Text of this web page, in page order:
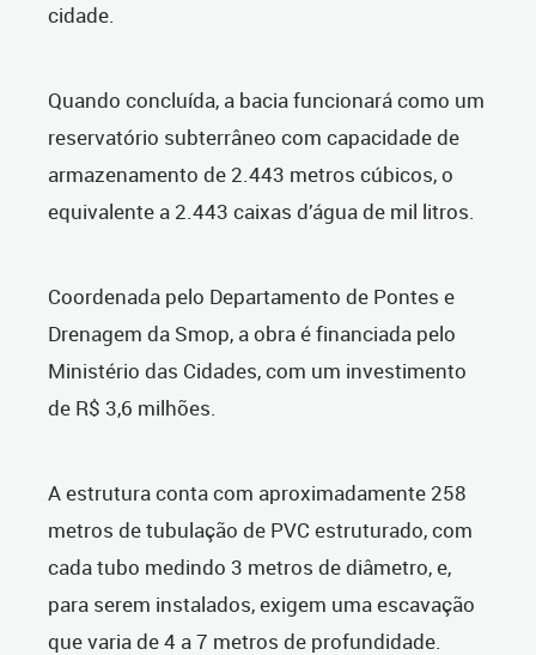
cidade.
Quando concluída, a bacia funcionará como um
reservatório subterrâneo com capacidade de
armazenamento de 2.443 metros cúbicos, o
equivalente a 2.443 caixas d’água de mil litros.
Coordenada pelo Departamento de Pontes e
Drenagem da Smop, a obra é financiada pelo
Ministério das Cidades, com um investimento
de R$ 3,6 milhões.
A estrutura conta com aproximadamente 258
metros de tubulação de PVC estruturado, com
cada tubo medindo 3 metros de diâmetro, e,
para serem instalados, exigem uma escavação
que varia de 4 a 7 metros de profundidade.